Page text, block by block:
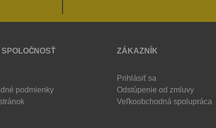
podmienky
ZÁKAZNÍK
Prihlásiť sa
Odstúpenie od zmluvy
Veľkoobchodná spolupráca